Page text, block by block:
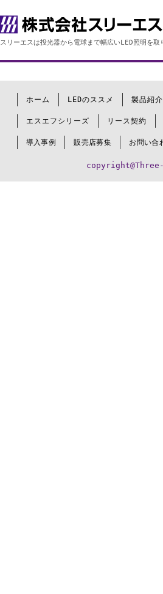
スリーエスは投光器から電球まで幅広いLED照明を取
ホーム LEDのススメ 製品紹介
エスエフシリーズ リース契約
導入事例 販売店募集 お問い合